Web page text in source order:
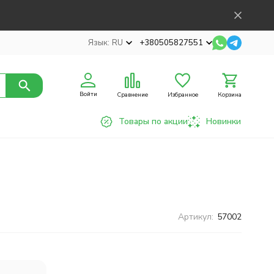
Язык: RU +380505827551
Войти Сравнение Избранное Корзина
Товары по акции Новинки
Артикул: 57002